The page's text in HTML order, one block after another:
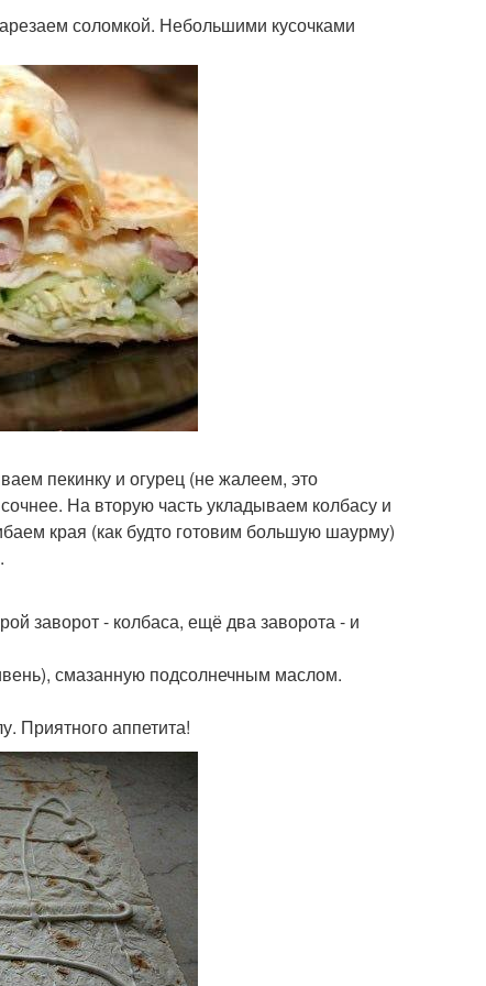
соломкой. Небольшими кусочками
пекинку и огурец (не жалеем, это
На вторую часть укладываем колбасу и
края (как будто готовим большую шаурму)
заворот - колбаса, ещё два заворота - и
смазанную подсолнечным маслом.
Приятного аппетита!